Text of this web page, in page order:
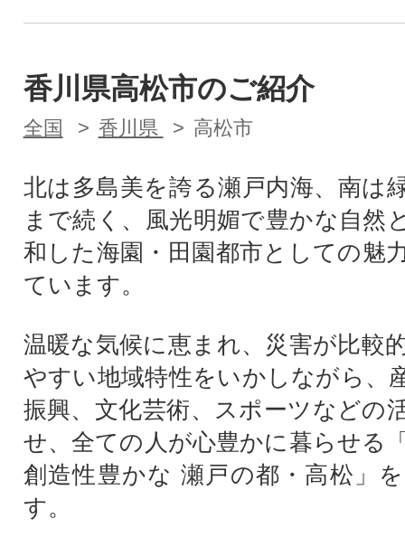
香川県高松市のご紹介
全国 香川県 高松市
北は多島美を誇る瀬戸内海、南は
まで続く、風光明媚で豊かな自然
和した海園・田園都市としての魅
ています。
温暖な気候に恵まれ、災害が比較
やすい地域特性をいかしながら、
振興、文化芸術、スポーツなどの
せ、全ての人が心豊かに暮らせる
創造性豊かな 瀬戸の都・高松」
す。